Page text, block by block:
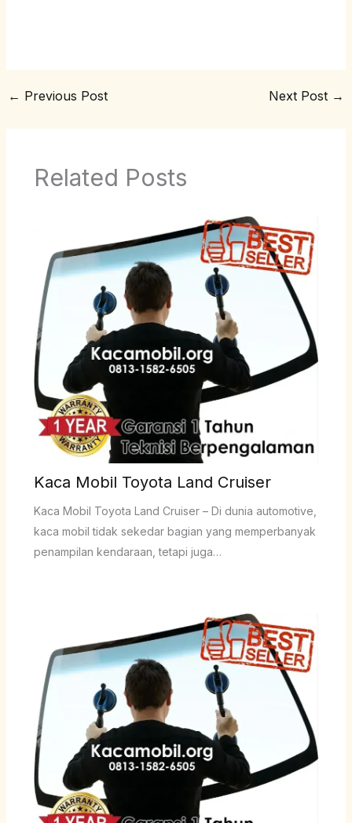
← Previous Post Next Post →
Related Posts
Kaca Mobil Toyota Land Cruiser
Kaca Mobil Toyota Land Cruiser – Di dunia automotive,
kaca mobil tidak sekedar bagian yang memperbanyak
penampilan kendaraan, tetapi juga…